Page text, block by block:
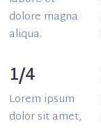
dolore magna
aliqua.
1/4
Lorem ipsum
dolor sit amet,